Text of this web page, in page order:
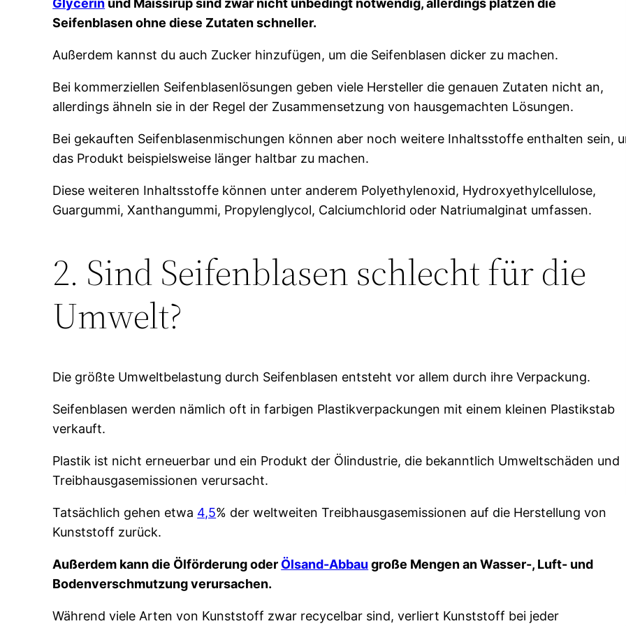
Glycerin und Maissirup sind zwar nicht unbedingt notwendig, allerdings platzen die
Seifenblasen ohne diese Zutaten schneller.
Außerdem kannst du auch Zucker hinzufügen, um die Seifenblasen dicker zu machen.
Bei kommerziellen Seifenblasenlösungen geben viele Hersteller die genauen Zutaten nicht an,
allerdings ähneln sie in der Regel der Zusammensetzung von hausgemachten Lösungen.
Bei gekauften Seifenblasenmischungen können aber noch weitere Inhaltsstoffe enthalten sein,
das Produkt beispielsweise länger haltbar zu machen.
Diese weiteren Inhaltsstoffe können unter anderem Polyethylenoxid, Hydroxyethylcellulose,
Guargummi, Xanthangummi, Propylenglycol, Calciumchlorid oder Natriumalginat umfassen.
2. Sind Seifenblasen schlecht für die
Umwelt?
Die größte Umweltbelastung durch Seifenblasen entsteht vor allem durch ihre Verpackung.
Seifenblasen werden nämlich oft in farbigen Plastikverpackungen mit einem kleinen Plastikstab
verkauft.
Plastik ist nicht erneuerbar und ein Produkt der Ölindustrie, die bekanntlich Umweltschäden und
Treibhausgasemissionen verursacht.
Tatsächlich gehen etwa 4,5% der weltweiten Treibhausgasemissionen auf die Herstellung von
Kunststoff zurück.
Außerdem kann die Ölförderung oder Ölsand-Abbau große Mengen an Wasser-, Luft- und
Bodenverschmutzung verursachen.
Während viele Arten von Kunststoff zwar recycelbar sind, verliert Kunststoff bei jeder